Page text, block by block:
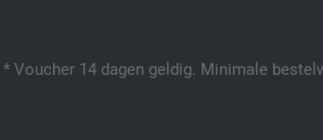
* Voucher 14 dagen geldig. Minimale